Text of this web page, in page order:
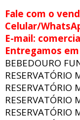
Fale com o
Celular/
E-mail:
Entregamos
BEBEDOURO
RESERVATÓRIO
RESERVATÓRIO
RESERVATÓRIO
RESERVATÓRIO